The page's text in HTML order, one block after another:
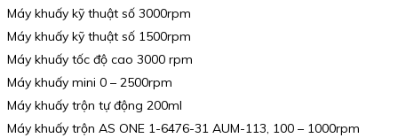
Máy khuấy kỹ thuật số 3000rpm
Máy khuấy kỹ thuật số 1500rpm
Máy khuấy tốc độ cao 3000 rpm
Máy khuấy mini 0 – 2500rpm
Máy khuấy trộn tự động 200ml
Máy khuấy trộn AS ONE 1-6476-31 AUM-113, 100 – 1000rpm